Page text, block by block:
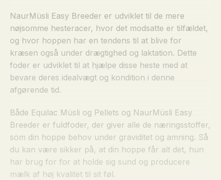
NaurMüsli Easy Breeder er udviklet til de mere
nøjsomme hesteracer, hvor det modsatte er tilfældet,
og hvor hoppen har en tendens til at blive for
kræsen også under drægtighed og laktation. Dette
foder er udviklet til at hjælpe disse heste med at
bevare deres idealvægt og kondition i denne
afgørende tid.
Både Equilac Müsli og Pellets og NaurMüsli Easy
Breeder er fuldfoder, der giver alle de næringsstoffer,
som din hoppe behov under graviditet og amning. Så
du kan være sikker på, at din hoppe får alt det, hun
har brug for for at holde sig sund og producere
mælk af høj kvalitet til sit føl.